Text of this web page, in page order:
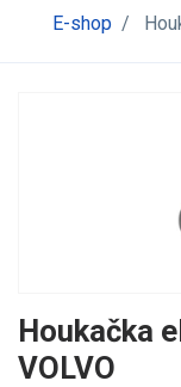
E-shop /
Houkačka
VOLVO